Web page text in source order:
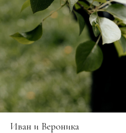
Иван и Вероника